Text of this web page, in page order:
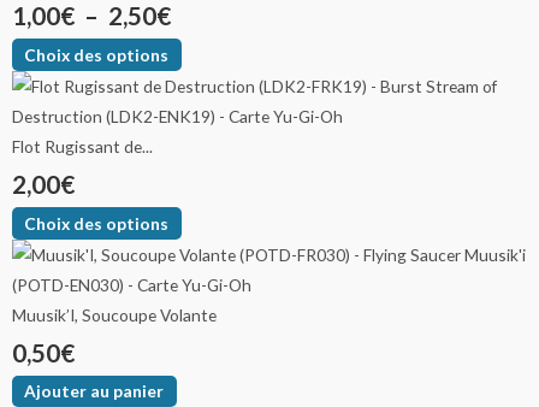
1,00€ – 2,50€
Choix des options
Flot Rugissant de...
2,00€
Choix des options
Muusik’I, Soucoupe Volante
0,50€
Ajouter au panier